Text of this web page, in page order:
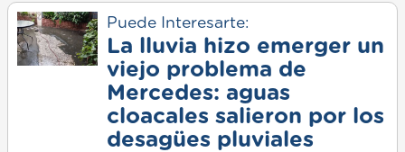
Puede Interesarte:
La lluvia hizo emerger un
viejo problema de
Mercedes: aguas
cloacales salieron por los
desagües pluviales